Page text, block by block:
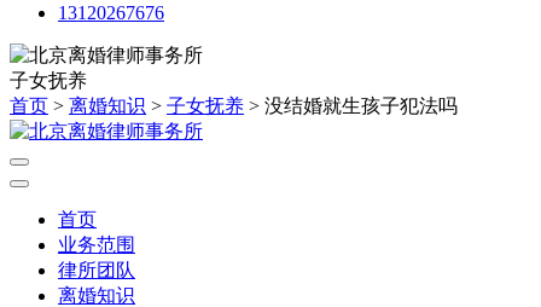
13120267676
子女抚养
首页 > 离婚知识 > 子女抚养 > 没结婚就生孩子犯法吗
首页
业务范围
律所团队
离婚知识